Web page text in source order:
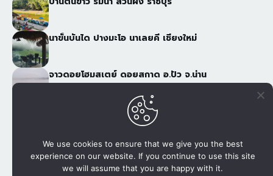
นาขั้นบันได ปางมะโอ นาเลยคี เชียงใหม่
จาวดอยโฮมสเตย์ ดอยสกาด อ.ปัว จ.น่าน
ภูฟ้าอารีย์ 2 ภูชี้ฟ้า เชียงราย
เว็บไซต์เพื่อการจองที่พัก, แพกเกจกับผู้ให้บริการโดยตรง โทรศัพท์
080 502 8999
We use cookies to ensure that we give you the best
experience on our website. If you continue to use this site
we will assume that you are happy with it.